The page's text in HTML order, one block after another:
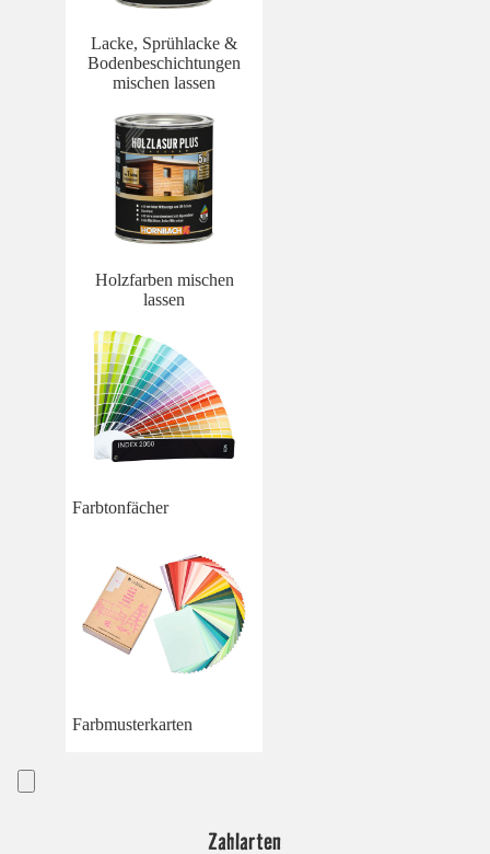
Lacke, Sprühlacke &
Bodenbeschichtungen
mischen lassen
Holzfarben mischen
lassen
Farbtonfächer
Farbmusterkarten
Zahlarten